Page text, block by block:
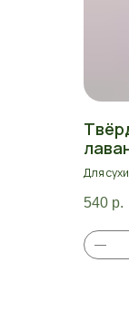
Для
540 р.